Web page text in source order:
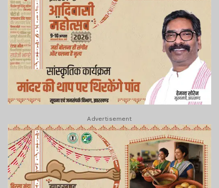
Advertisement